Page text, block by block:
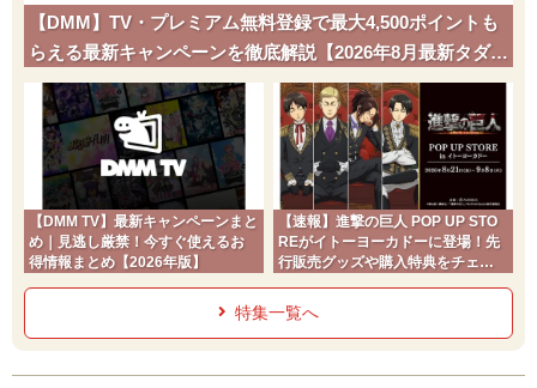
【DMM】TV・プレミアム無料登録で最大4,500ポイントも
らえる最新キャンペーンを徹底解説【2026年8月最新タダポ
チ】
【DMM TV】最新キャンペーンまと
め｜見逃し厳禁！今すぐ使えるお
得情報まとめ【2026年版】
【速報】進撃の巨人 POP UP STO
REがイトーヨーカドーに登場！先
行販売グッズや購入特典をチェッ
特集一覧へ